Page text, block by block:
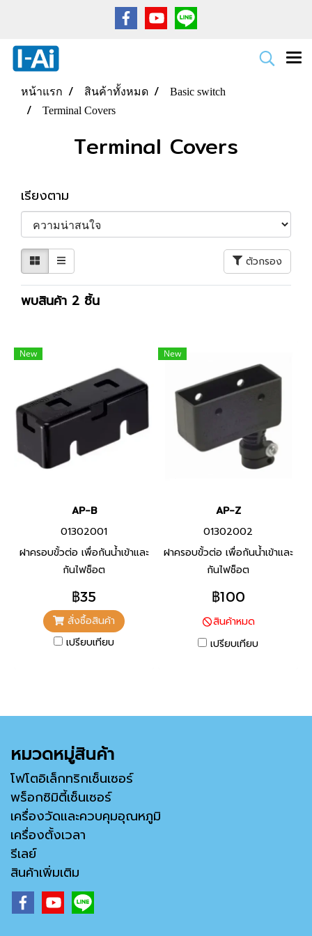
หน้าแรก สินค้าทั้งหมด
Basic switch
Terminal Covers
Terminal Covers
เรียงตาม
ตัวกรอง
พบสินค้า 2 ชิ้น
New
AP-B
01302001
ฝาครอบขั้วต่อ เพื่อกันน้ำเข้าและ
กันไฟช็อต
฿35
สั่งซื้อสินค้า
เปรียบเทียบ
New
AP-Z
01302002
ฝาครอบขั้วต่อ เพื่อกันน้ำเข้าและ
กันไฟช็อต
฿100
สินค้าหมด
เปรียบเทียบ
หมวดหมู่สินค้า
โฟโตอิเล็กทริกเซ็นเซอร์
พร็อกซิมิตี้เซ็นเซอร์
เครื่องวัดและควบคุมอุณหภูมิ
เครื่องตั้งเวลา
รีเลย์
สินค้าเพิ่มเติม